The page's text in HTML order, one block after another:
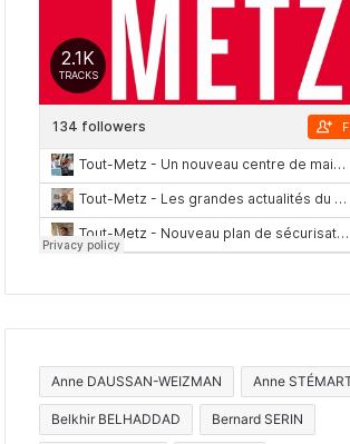
Anne DAUSSAN-WEIZMAN Anne
Belkhir BELHADDAD Bernard SERIN